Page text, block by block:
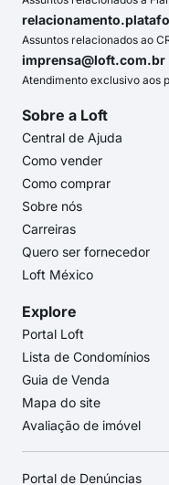
Assuntos relacionados ao
imprensa@loft.com.br
Atendimento exclusivo aos
Sobre a Loft
Central de Ajuda
Como vender
Como comprar
Sobre nós
Carreiras
Quero ser fornecedor
Loft México
Explore
Portal Loft
Lista de Condomínios
Guia de Venda
Mapa do site
Avaliação de imóvel
Portal de Denúncias